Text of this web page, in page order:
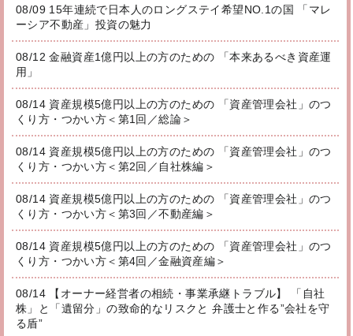
08/09 15年連続で日本人のロングステイ希望NO.1の国 「マレ
ーシア不動産」投資の魅力
08/12 金融資産1億円以上の方のための 「本来あるべき資産運
用」
08/14 資産規模5億円以上の方のための 「資産管理会社」のつ
くり方・つかい方＜第1回／総論＞
08/14 資産規模5億円以上の方のための 「資産管理会社」のつ
くり方・つかい方＜第2回／自社株編＞
08/14 資産規模5億円以上の方のための 「資産管理会社」のつ
くり方・つかい方＜第3回／不動産編＞
08/14 資産規模5億円以上の方のための 「資産管理会社」のつ
くり方・つかい方＜第4回／金融資産編＞
08/14 【オーナー経営者の相続・事業承継トラブル】 「自社
株」と「遺留分」の致命的なリスクと 弁護士と作る”会社を守
る盾”